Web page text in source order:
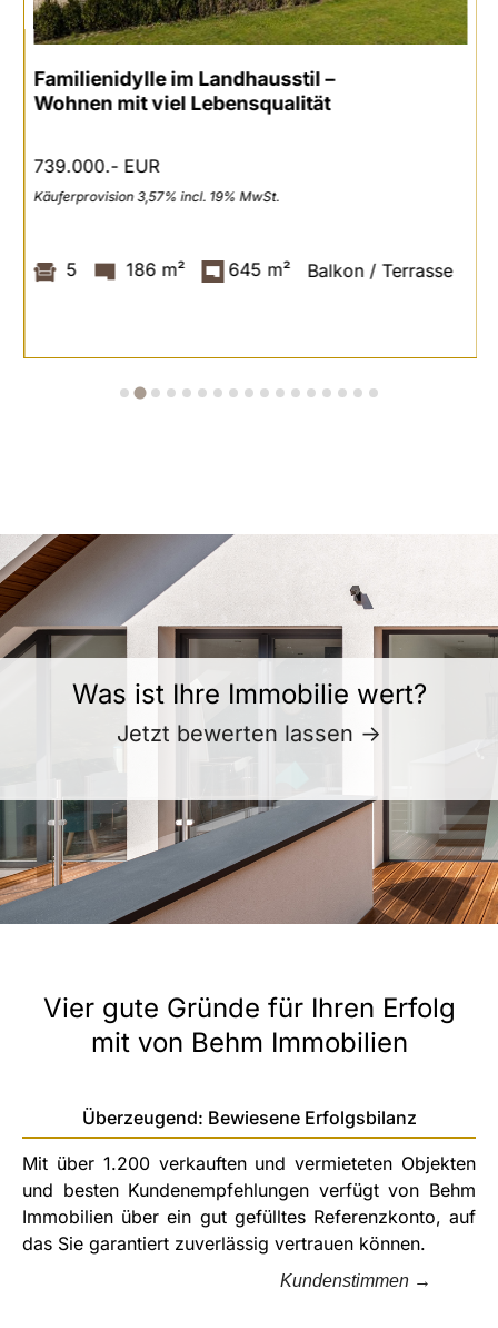
Familienidylle im Landhausstil –
Wohnen mit viel Lebensqualität
739.000.- EUR
Käuferprovision 3,57% incl. 19% MwSt.
5 186 m² 645 m² Balkon / Terrasse
Was ist Ihre Immobilie wert?
Jetzt bewerten lassen ->
Vier gute Gründe für Ihren Erfolg
mit von Behm Immobilien
Überzeugend: Bewiesene Erfolgsbilanz
Mit über 1.200 verkauften und vermieteten Objekten
und besten Kundenempfehlungen verfügt von Behm
Immobilien über ein gut gefülltes Referenzkonto, auf
das Sie garantiert zuverlässig vertrauen können.
Kundenstimmen →